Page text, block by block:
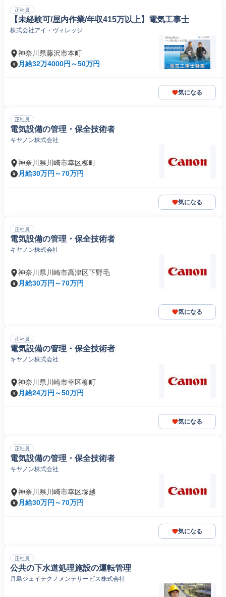
正社員
【未経験可/屋内作業/年収415万以上】電気工事士
株式会社アイ・ヴィレッジ
神奈川県藤沢市本町
月給32万4000円～50万円
気になる
正社員
電気設備の管理・保全技術者
キヤノン株式会社
神奈川県川崎市幸区柳町
月給30万円～70万円
気になる
正社員
電気設備の管理・保全技術者
キヤノン株式会社
神奈川県川崎市高津区下野毛
月給30万円～70万円
気になる
正社員
電気設備の管理・保全技術者
キヤノン株式会社
神奈川県川崎市幸区柳町
月給24万円～50万円
気になる
正社員
電気設備の管理・保全技術者
キヤノン株式会社
神奈川県川崎市幸区塚越
月給30万円～70万円
気になる
正社員
公共の下水道処理施設の運転管理
月島ジェイテクノメンテサービス株式会社